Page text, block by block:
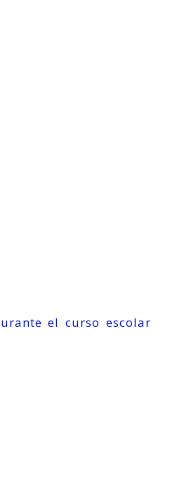
el curso escolar